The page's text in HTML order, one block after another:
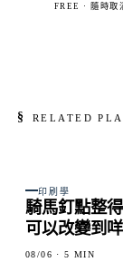
FREE · 隨時取
§ RELATED
FIG. 01
印刷學
騎馬釘點整
可以改變到咩
08/06 · 5 MIN